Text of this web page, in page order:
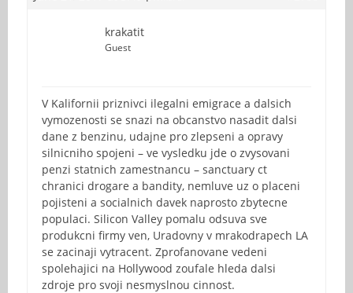
krakatit
Guest
V Kalifornii priznivci ilegalni emigrace a dalsich
vymozenosti se snazi na obcanstvo nasadit dalsi
dane z benzinu, udajne pro zlepseni a opravy
silnicniho spojeni – ve vysledku jde o zvysovani
penzi statnich zamestnancu – sanctuary ct
chranici drogare a bandity, nemluve uz o placeni
pojisteni a socialnich davek naprosto zbytecne
populaci. Silicon Valley pomalu odsuva sve
produkcni firmy ven, Uradovny v mrakodrapech LA
se zacinaji vytracent. Zprofanovane vedeni
spolehajici na Hollywood zoufale hleda dalsi
zdroje pro svoji nesmyslnou cinnost.